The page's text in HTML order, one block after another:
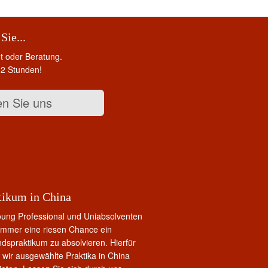
oder Beratung.
Stunden!
Sie uns
in China
Professional und Uniabsolventen
eine riesen Chance ein
zu absolvieren. Hierfür
ausgewählte Praktika in China